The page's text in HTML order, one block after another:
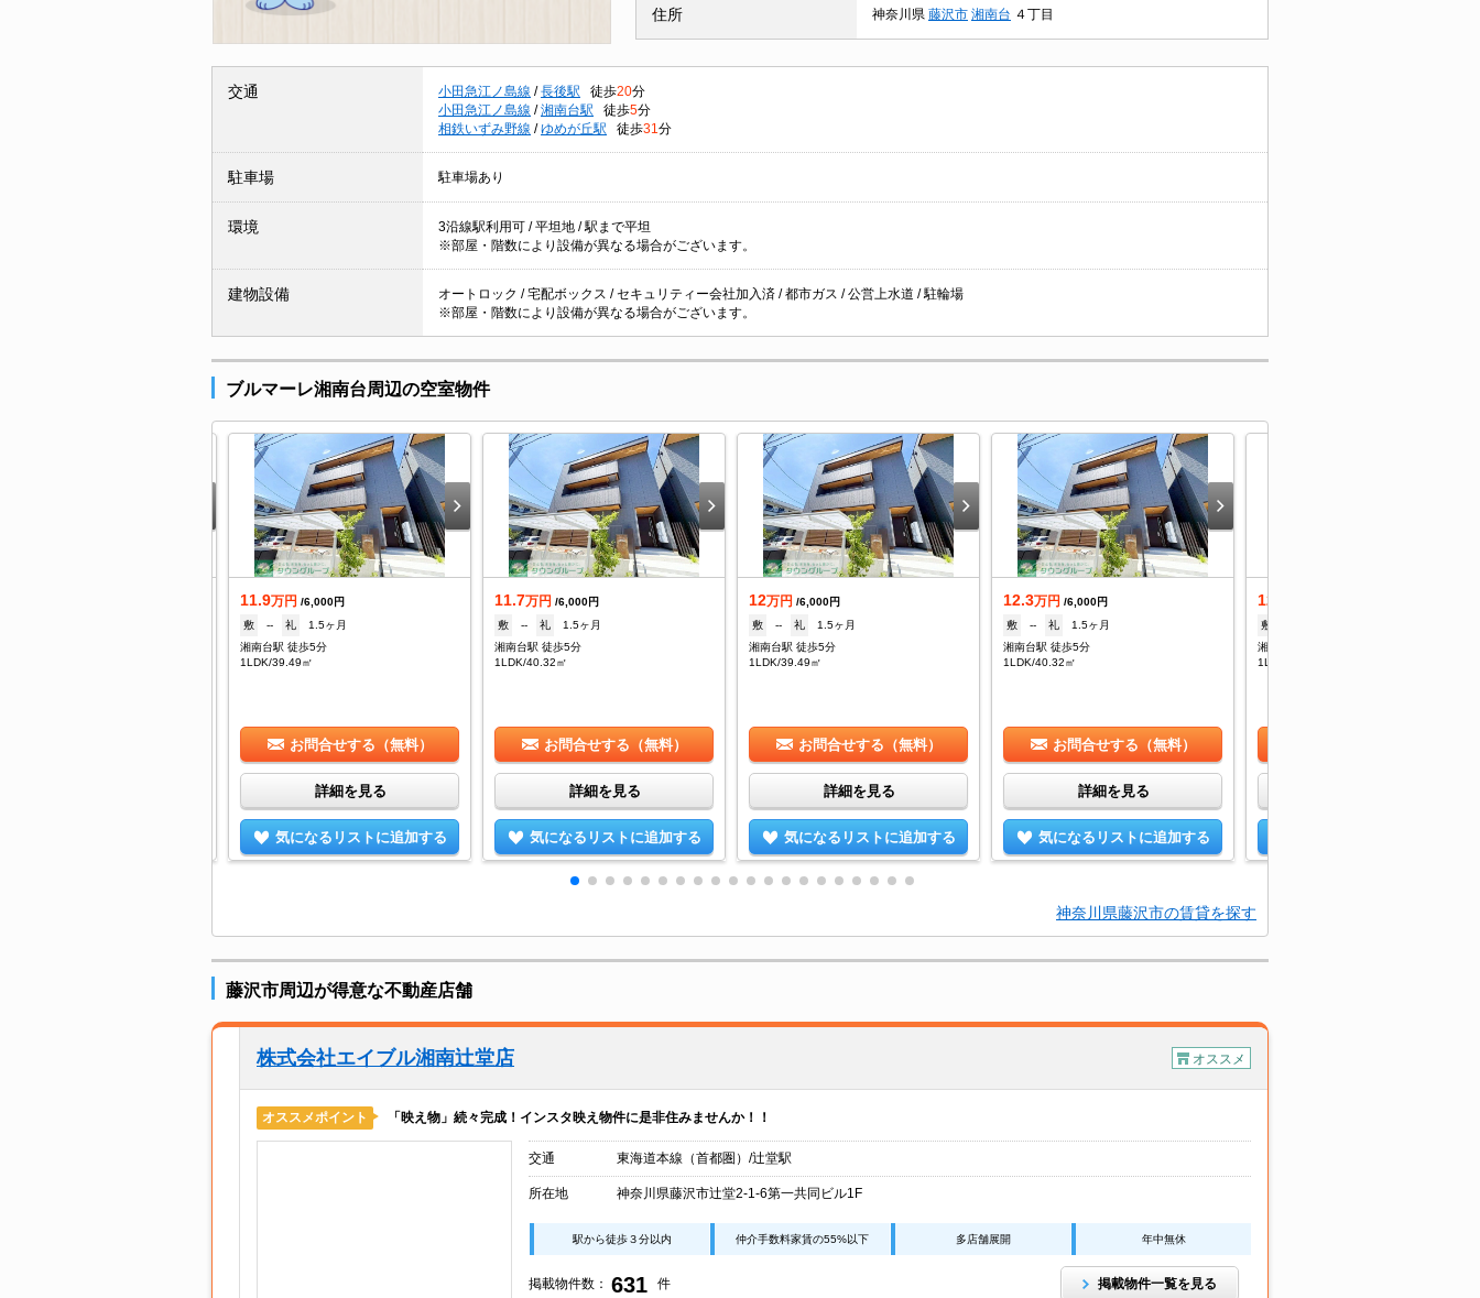
住所 神奈川県 藤沢市 湘南台 ４丁目
交通 小田急江ノ島線 / 長後駅 徒歩20分
小田急江ノ島線 / 湘南台駅 徒歩5分
相鉄いずみ野線 / ゆめが丘駅 徒歩31 分
駐車場 駐車場あり
環境
3沿線駅利用可 / 平坦地 / 駅まで平坦
※部屋・階数により設備が異なる場合がございます。
建物設備
オートロック / 宅配ボックス / セキュリティー会社加入済 / 都市ガス / 公営上水道 / 駐輪場
※部屋・階数により設備が異なる場合がございます。
ブルマーレ湘南台周辺の空室物件
11.9万円 /6,000円
敷
-- 礼
1.5ヶ月
湘南台駅 徒歩5分
1LDK/39.49㎡
お問合せする（無料）
詳細を見る
気になるリストに追加する
11.7万円 /6,000円
敷
-- 礼
1.5ヶ月
湘南台駅 徒歩5分
1LDK/40.32㎡
お問合せする（無料）
詳細を見る
気になるリストに追加する
12万円 /6,000円
敷
-- 礼
1.5ヶ月
湘南台駅 徒歩5分
1LDK/39.49㎡
お問合せする（無料）
詳細を見る
気になるリストに追加する
12.3万円 /6,000円
敷
-- 礼
1.5ヶ月
湘南台駅 徒歩5分
1LDK/40.32㎡
お問合せする（無料）
詳細を見る
気になるリストに追加する
12.1
敷
湘南台駅 徒歩5分
1LDK/39.49㎡
神奈川県藤沢市の賃貸を探す
藤沢市周辺が得意な不動産店舗
株式会社エイブル湘南辻堂店 オススメ
オススメポイント 「映え物」続々完成！インスタ映え物件に是非住みませんか！！
交通 東海道本線（首都圏）/辻堂駅
所在地 神奈川県藤沢市辻堂2-1-6第一共同ビル1F
駅から徒歩３分以内 仲介手数料家賃の55%以下 多店舗展開 年中無休
掲載物件数： 631 件 掲載物件一覧を見る